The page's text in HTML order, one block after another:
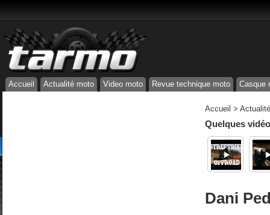
Accueil Actualité moto Video moto Revue technique moto Casque
Accueil >
Quelques
Dani